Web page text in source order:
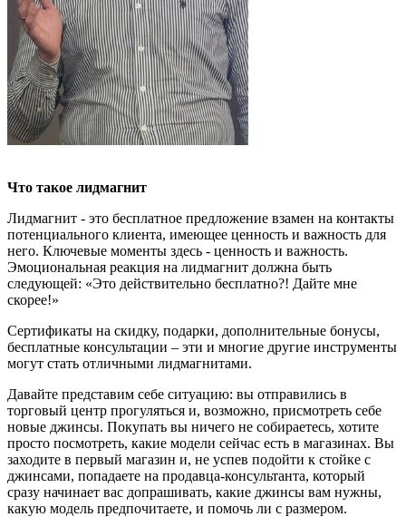
Что такое лидмагнит
Лидмагнит - это бесплатное предложение взамен на контакты
потенциального клиента, имеющее ценность и важность для
него. Ключевые моменты здесь - ценность и важность.
Эмоциональная реакция на лидмагнит должна быть
следующей: «Это действительно бесплатно?! Дайте мне
скорее!»
Сертификаты на скидку, подарки, дополнительные бонусы,
бесплатные консультации – эти и многие другие инструменты
могут стать отличными лидмагнитами.
Давайте представим себе ситуацию: вы отправились в
торговый центр прогуляться и, возможно, присмотреть себе
новые джинсы. Покупать вы ничего не собираетесь, хотите
просто посмотреть, какие модели сейчас есть в магазинах. Вы
заходите в первый магазин и, не успев подойти к стойке с
джинсами, попадаете на продавца-консультанта, который
сразу начинает вас допрашивать, какие джинсы вам нужны,
какую модель предпочитаете, и помочь ли с размером.